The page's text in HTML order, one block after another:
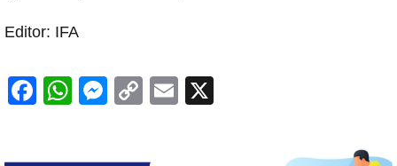
Editor: IFA
F
W
M
C
E